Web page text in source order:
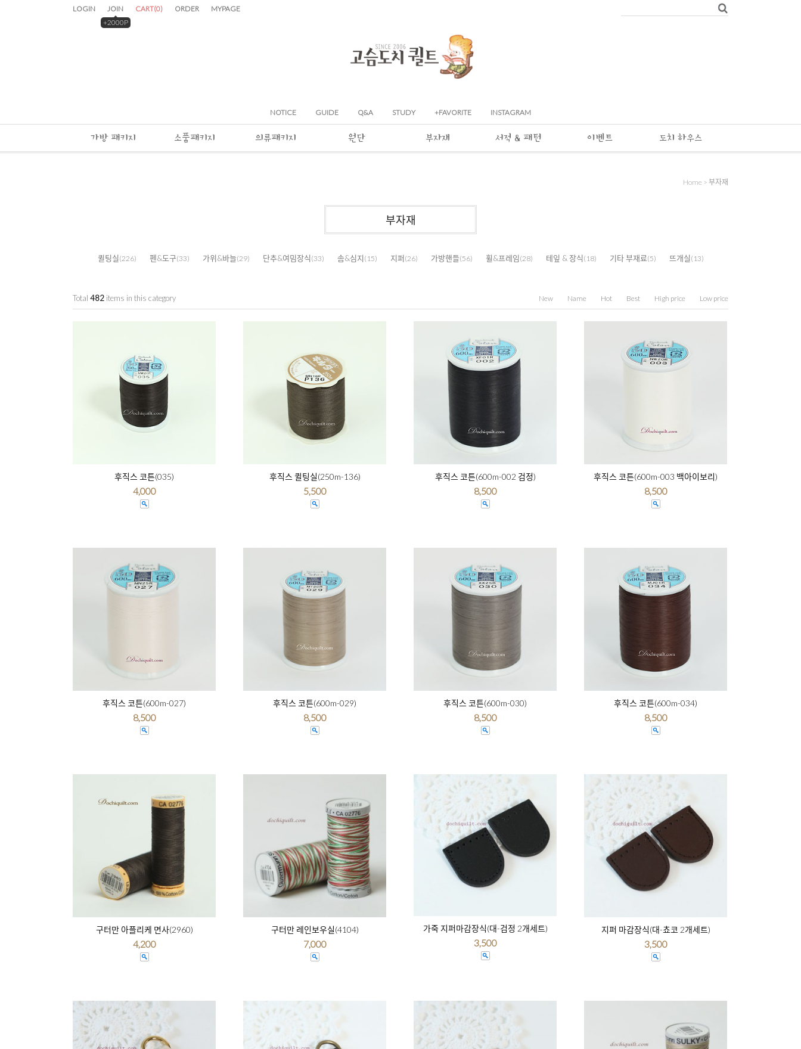
LOGIN
JOIN
+2000P
CART(0) ORDER MYPAGE
NOTICE GUIDE Q&A STUDY +FAVORITE INSTAGRAM
가방 패키지 소품패키지 의류패키지 원단 부자재 서적 & 패턴 이벤트 도치 하우스
Home > 부자재
부자재
퀼팅실 (226) 펜&도구(33) 가위&바늘(29) 단추&여밈장식 (33) 솜&심지 (15) 지퍼 (26) 가방핸들(56) 휠&프레임 (28) 테잎 & 장식 (18) 기타 부재료(5) 뜨개실 (13)
Total 482 items in this category New Name Hot Best High price Low price
후직스 코튼(035)
4,000
후직스 퀼팅실(250m-136)
5,500
후직스 코튼(600m-002 검정)
8,500
후직스 코튼(600m-003 백아이보리)
8,500
후직스 코튼(600m-027)
8,500
후직스 코튼(600m-029)
8,500
후직스 코튼(600m-030)
8,500
후직스 코튼(600m-034)
8,500
구터만 아플리케 면사(2960)
4,200
구터만 레인보우실(4104)
7,000
가죽 지퍼마감장식(대-검정 2개세트)
3,500
지퍼 마감장식(대-쵸코 2개세트)
3,500